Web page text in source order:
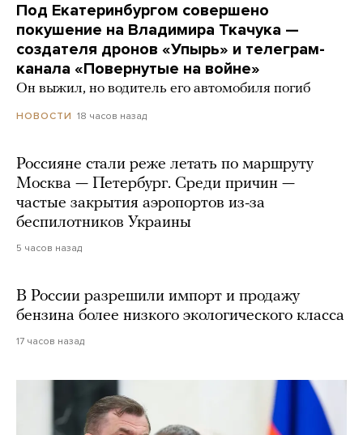
Под Екатеринбургом совершено
покушение на Владимира Ткачука —
создателя дронов «Упырь» и телеграм-
канала «Повернутые на войне»
Он выжил, но водитель его автомобиля погиб
НОВОСТИ 18 часов назад
Россияне стали реже летать по маршруту
Москва — Петербург. Среди причин —
частые закрытия аэропортов из-за
беспилотников Украины
5 часов назад
В России разрешили импорт и продажу
бензина более низкого экологического класса
17 часов назад